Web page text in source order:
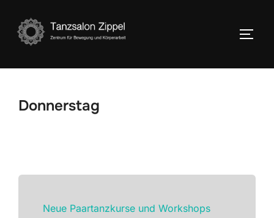
Inhalt
springen
Donnerstag
Neue Paartanzkurse und Workshops